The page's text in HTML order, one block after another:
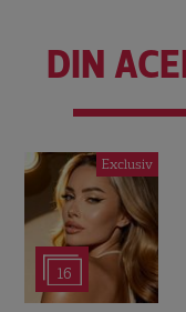
DIN
Exclusiv
16